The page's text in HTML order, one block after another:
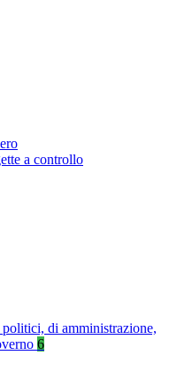
a controllo
di amministrazione,
6